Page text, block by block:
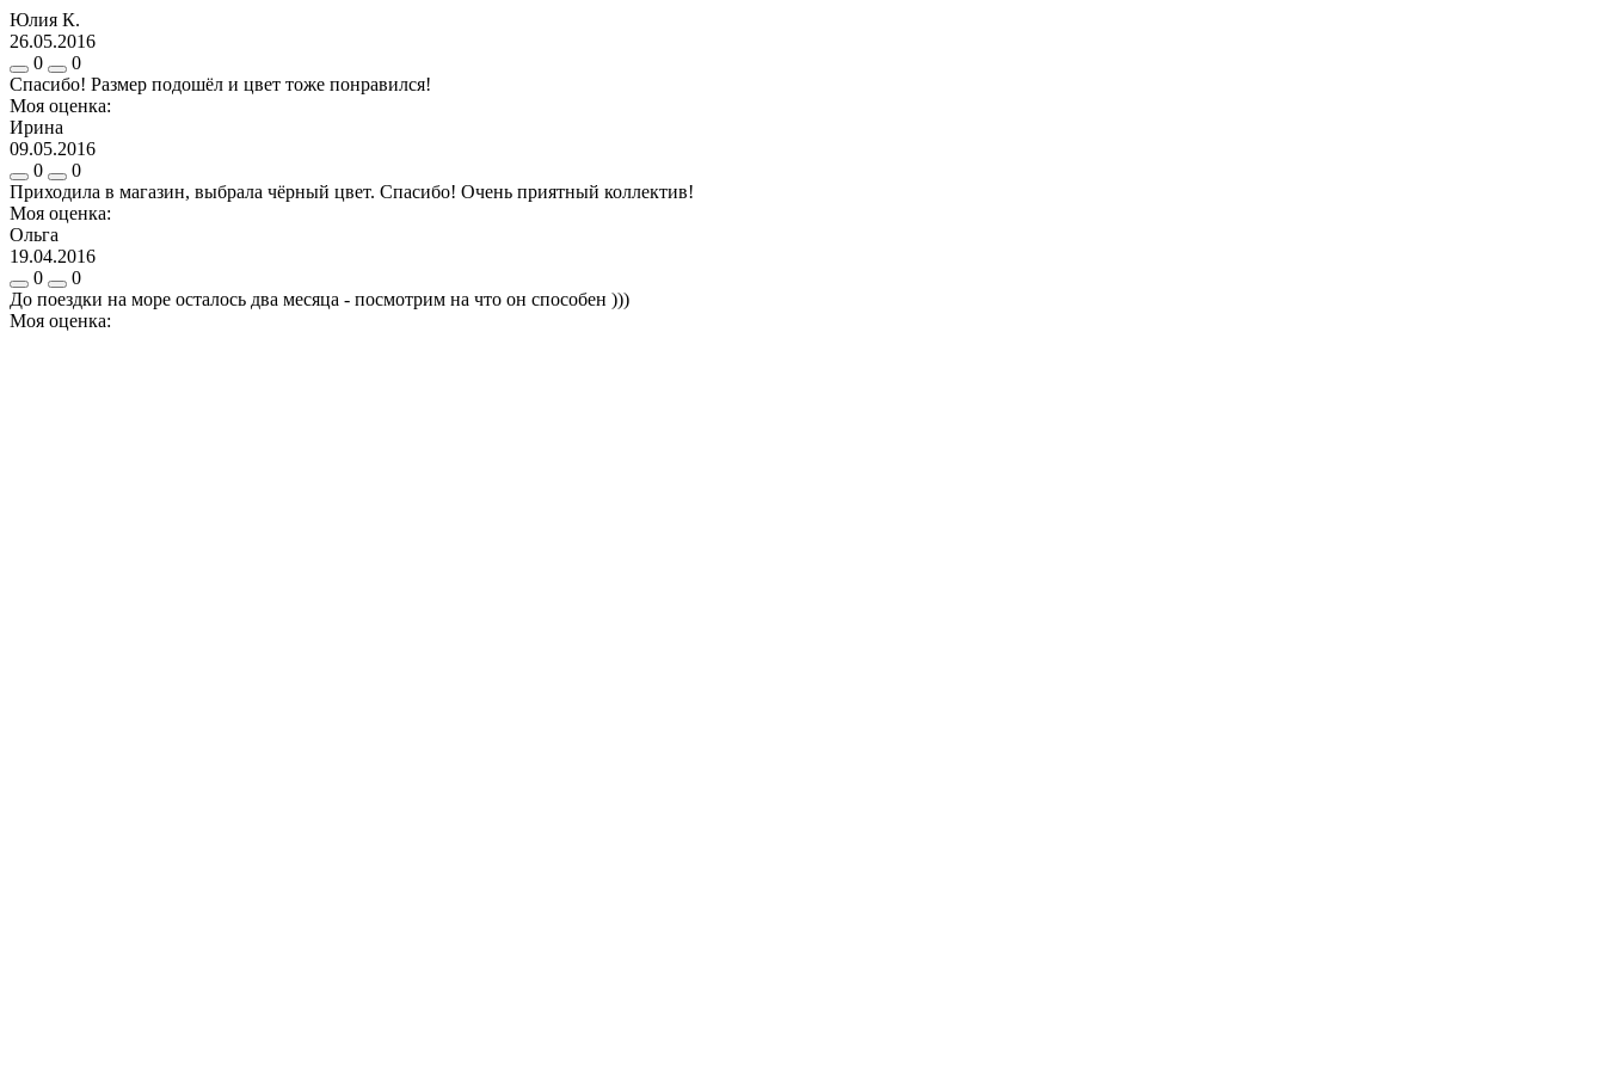
Юлия К.
26.05.2016
0
0
Спасибо! Размер подошёл и цвет тоже понравился!
Моя оценка:
Ирина
09.05.2016
0
0
Приходила в магазин, выбрала чёрный цвет. Спасибо! Очень приятный коллектив!
Моя оценка:
Ольга
19.04.2016
0
0
До поездки на море осталось два месяца - посмотрим на что он способен )))
Моя оценка: